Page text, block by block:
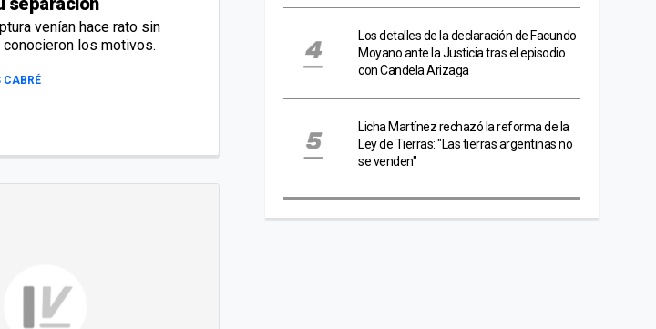
venían hace rato sin
conocieron los motivos.
CABRÉ
Los detalles de la declaración de Facundo
Moyano ante la Justicia tras el episodio
con Candela Arizaga
Licha Martínez rechazó la reforma de la
Ley de Tierras: "Las tierras argentinas no
se venden"